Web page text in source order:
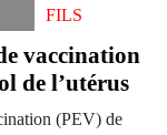
FILS
vaccination
de l’utérus
(PEV) de